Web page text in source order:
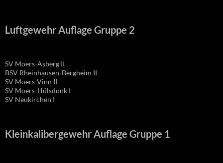
Luftgewehr Auflage Gruppe 2
SV Moers-Asberg II
BSV Rheinhausen-Bergheim II
SV Moers-Vinn II
SV Moers-Hülsdonk I
SV Neukirchen I
Kleinkalibergewehr Auflage Gruppe 1